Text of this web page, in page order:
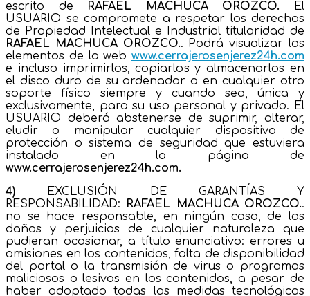
escrito de RAFAEL MACHUCA OROZCO. El
USUARIO se compromete a respetar los derechos
de Propiedad Intelectual e Industrial titularidad de
RAFAEL MACHUCA OROZCO.. Podrá visualizar los
elementos de la web www.cerrajerosenjerez24h.com
e incluso imprimirlos, copiarlos y almacenarlos en
el disco duro de su ordenador o en cualquier otro
soporte físico siempre y cuando sea, única y
exclusivamente, para su uso personal y privado. El
USUARIO deberá abstenerse de suprimir, alterar,
eludir o manipular cualquier dispositivo de
protección o sistema de seguridad que estuviera
instalado en la página de
www.cerrajerosenjerez24h.com.
4) EXCLUSIÓN DE GARANTÍAS Y
RESPONSABILIDAD: RAFAEL MACHUCA OROZCO..
no se hace responsable, en ningún caso, de los
daños y perjuicios de cualquier naturaleza que
pudieran ocasionar, a título enunciativo: errores u
omisiones en los contenidos, falta de disponibilidad
del portal o la transmisión de virus o programas
maliciosos o lesivos en los contenidos, a pesar de
haber adoptado todas las medidas tecnológicas